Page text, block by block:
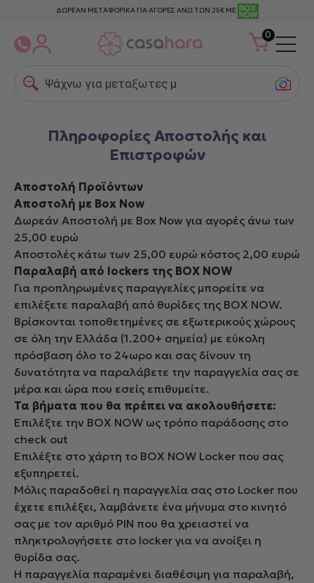
ΔΩΡΕΑΝ ΜΕΤΑΦΟΡΙΚΑ ΓΙΑ ΑΓΟΡΕΣ ΑΝΩ ΤΩΝ 25€ ΜΕ
0
Ψάχνω για μεταξωτες μαξιλα
Πληροφορίες Αποστολής και
Επιστροφών
Αποστολή Προϊόντων
Αποστολή με Box Now
Δωρεάν Αποστολή με Box Now για αγορές άνω των
25,00 ευρώ
Αποστολές κάτω των 25,00 ευρώ κόστος 2,00 ευρώ
Παραλαβή από lockers της BOX NOW
Για προπληρωμένες παραγγελίες μπορείτε να
επιλέξετε παραλαβή από θυρίδες της BOX NOW.
Βρίσκονται τοποθετημένες σε εξωτερικούς χώρους
σε όλη την Ελλάδα (1.200+ σημεία) με εύκολη
πρόσβαση όλο το 24ωρο και σας δίνουν τη
δυνατότητα να παραλάβετε την παραγγελία σας σε
μέρα και ώρα που εσείς επιθυμείτε.
Τα βήματα που θα πρέπει να ακολουθήσετε:
Επιλέξτε την BOX NOW ως τρόπο παράδοσης στο
check out
Επιλέξτε στο χάρτη το BOX NOW Locker που σας
εξυπηρετεί.
Μόλις παραδοθεί η παραγγελία σας στο Locker που
έχετε επιλέξει, λαμβάνετε ένα μήνυμα στο κινητό
σας με τον αριθμό PIN που θα χρειαστεί να
πληκτρολογήσετε στο locker για να ανοίξει η
θυρίδα σας.
Η παραγγελία παραμένει διαθέσιμη για παραλαβή,